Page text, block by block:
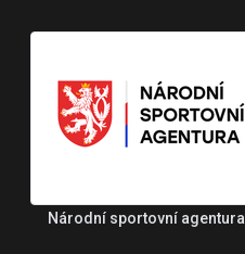
Národní sportovní agentura